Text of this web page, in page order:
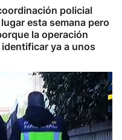
policial
esta semana pero
la operación
ya a unos